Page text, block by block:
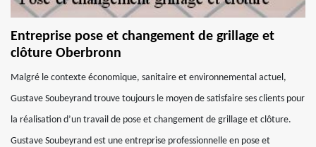
Entreprise pose et changement de grillage et
clôture Oberbronn
Malgré le contexte économique, sanitaire et environnemental actuel,
Gustave Soubeyrand trouve toujours le moyen de satisfaire ses clients pour
la réalisation d’un travail de pose et changement de grillage et clôture.
Gustave Soubeyrand est une entreprise professionnelle en pose et